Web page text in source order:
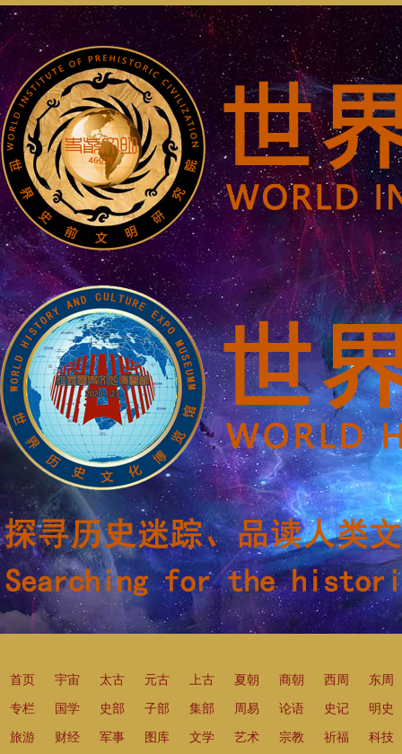
首页 宇宙 太古 元古 上古 夏朝 商朝 西周 东周
专栏 国学 史部 子部 集部 周易 论语 史记 明史
旅游 财经 军事 图库 文学 艺术 宗教 祈福 科技